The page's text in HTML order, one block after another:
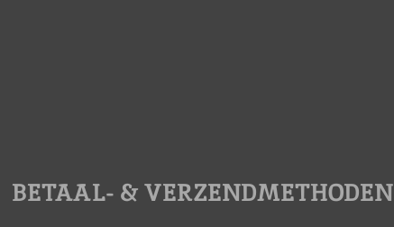
BETAAL- & VERZENDMETHODEN